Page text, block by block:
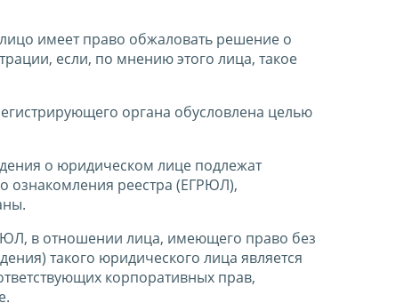
имеет право обжаловать решение о
если, по мнению этого лица, такое
органа обусловлена целью
о юридическом лице подлежат
ознакомления реестра (ЕГРЮЛ),
в отношении лица, имеющего право без
такого юридического лица является
корпоративных прав,